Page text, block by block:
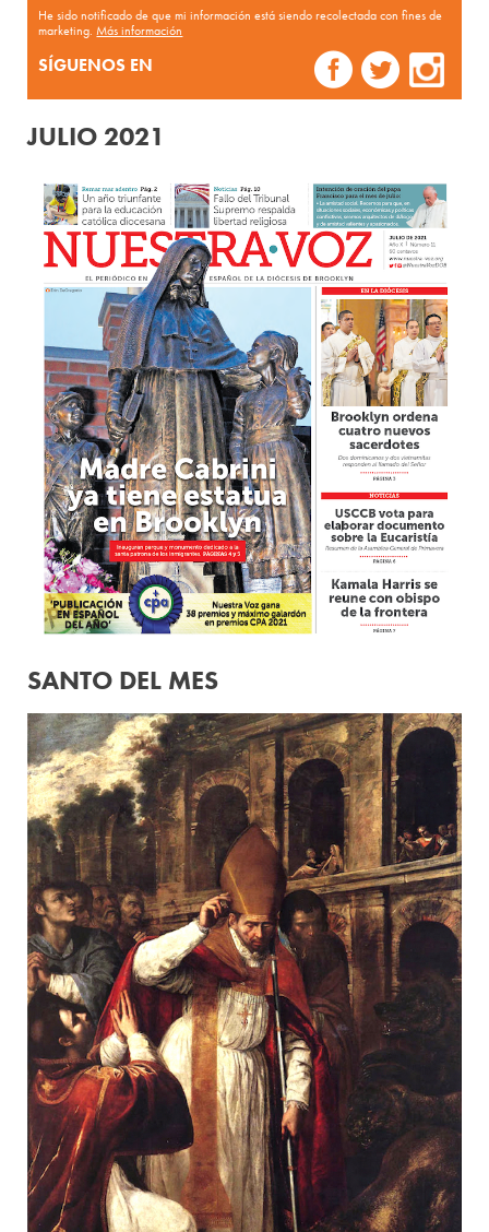
He sido notificado de que mi información está siendo recolectada con fines de
marketing.Más información
SÍGUENOS EN
JULIO 2021
SANTO DEL MES